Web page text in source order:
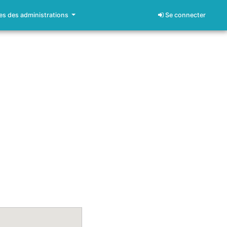
des administrations Se connecter